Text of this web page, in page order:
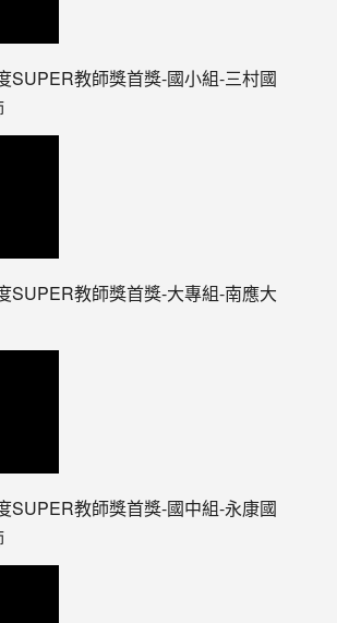
SUPER教師獎首獎-國小組-三村國
SUPER教師獎首獎-大專組-南應大
SUPER教師獎首獎-國中組-永康國